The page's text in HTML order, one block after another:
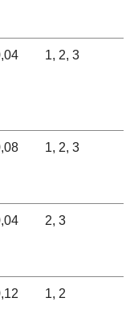
1, 2, 3
1, 2, 3
2, 3
1, 2